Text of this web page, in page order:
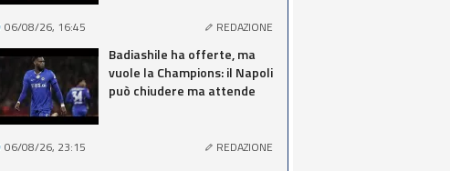
06/08/26, 16:45 REDAZIONE
Badiashile ha offerte, ma
vuole la Champions: il Napoli
può chiudere ma attende
06/08/26, 23:15 REDAZIONE